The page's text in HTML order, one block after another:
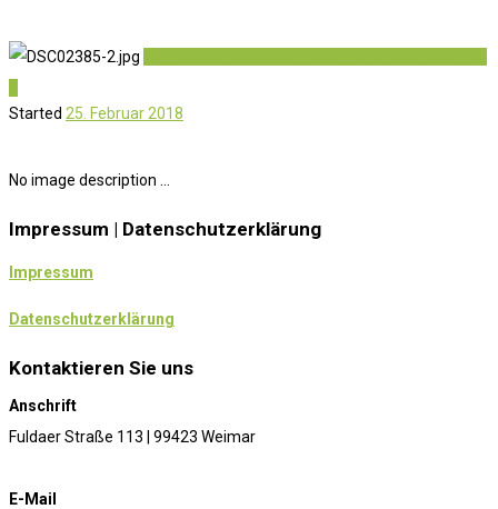
Started 25. Februar 2018
No image description ...
Impressum | Datenschutzerklärung
Impressum
Datenschutzerklärung
Kontaktieren Sie uns
Anschrift
Fuldaer Straße 113 | 99423 Weimar
E-Mail